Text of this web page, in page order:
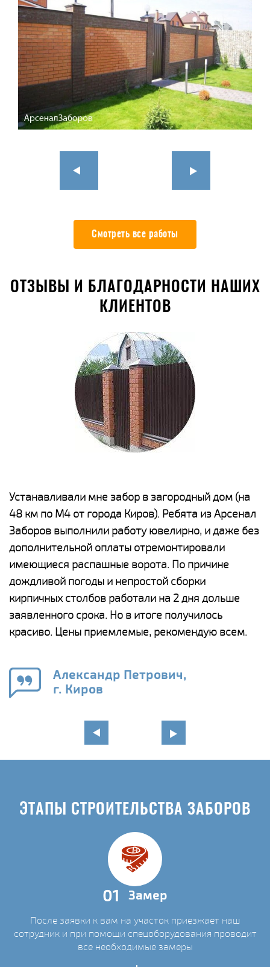
Смотреть все работы
ОТЗЫВЫ И БЛАГОДАРНОСТИ НАШИХ
КЛИЕНТОВ
Устанавливали мне забор в загородный дом (на
48 км по М4 от города Киров). Ребята из Арсенал
Заборов выполнили работу ювелирно, и даже без
дополнительной оплаты отремонтировали
имеющиеся распашные ворота. По причине
дождливой погоды и непростой сборки
кирпичных столбов работали на 2 дня дольше
заявленного срока. Но в итоге получилось
красиво. Цены приемлемые, рекомендую всем.
Александр Петрович,
г. Киров
ЭТАПЫ СТРОИТЕЛЬСТВА ЗАБОРОВ
01 Замер
После заявки к вам на участок приезжает наш
сотрудник и при помощи спецоборудования проводит
все необходимые замеры